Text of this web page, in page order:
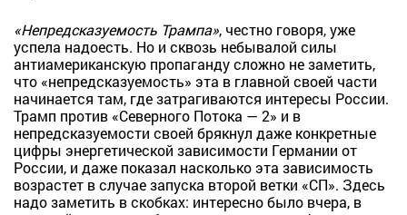
«Непредсказуемость Трампа», честно говоря, уже
успела надоесть. Но и сквозь небывалой силы
антиамериканскую пропаганду сложно не заметить,
что «непредсказуемость» эта в главной своей части
начинается там, где затрагиваются интересы России.
Трамп против «Северного Потока — 2» и в
непредсказуемости своей брякнул даже конкретные
цифры энергетической зависимости Германии от
России, и даже показал насколько эта зависимость
возрастет в случае запуска второй ветки «СП». Здесь
надо заметить в скобках: интересно было вчера, в